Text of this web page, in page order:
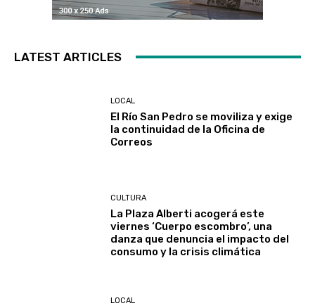
LATEST ARTICLES
LOCAL
El Río San Pedro se moviliza y exige
la continuidad de la Oficina de
Correos
CULTURA
La Plaza Alberti acogerá este
viernes ‘Cuerpo escombro’, una
danza que denuncia el impacto del
consumo y la crisis climática
LOCAL